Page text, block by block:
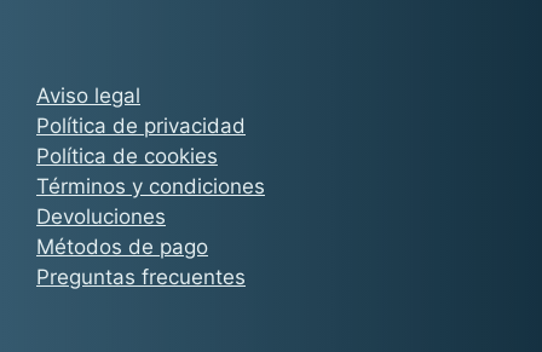
Aviso legal
Política de privacidad
Política de cookies
Términos y condiciones
Devoluciones
Métodos de pago
Preguntas frecuentes